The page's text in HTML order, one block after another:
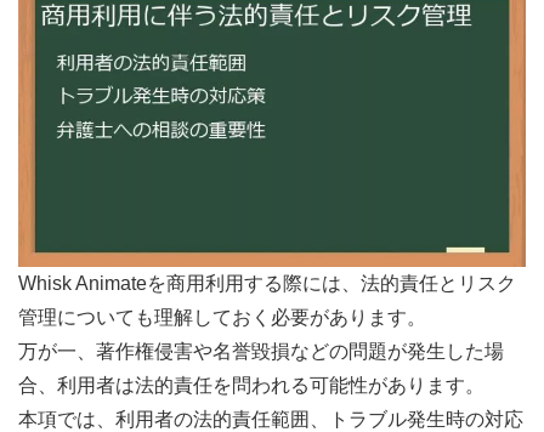
Whisk Animateを商用利用する際には、法的責任とリスク
管理についても理解しておく必要があります。
万が一、著作権侵害や名誉毀損などの問題が発生した場
合、利用者は法的責任を問われる可能性があります。
本項では、利用者の法的責任範囲、トラブル発生時の対応